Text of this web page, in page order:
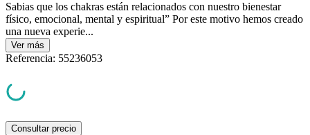
Sabias que los chakras están relacionados con nuestro bienestar
físico, emocional, mental y espiritual” Por este motivo hemos creado
una nueva experie...
Ver más
Referencia: 55236053
Consultar precio